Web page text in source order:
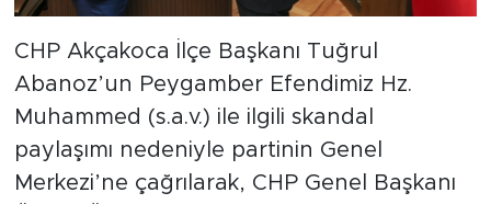
CHP Akçakoca İlçe Başkanı Tuğrul
Abanoz’un Peygamber Efendimiz Hz.
Muhammed (s.a.v.) ile ilgili skandal
paylaşımı nedeniyle partinin Genel
Merkezi’ne çağrılarak, CHP Genel Başkanı